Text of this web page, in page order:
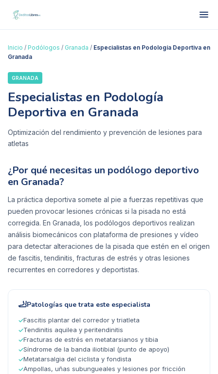
Inicio / Podólogos / Granada / Especialistas en Podología Deportiva en
Granada
GRANADA
Especialistas en Podología
Deportiva en Granada
Optimización del rendimiento y prevención de lesiones para
atletas
¿Por qué necesitas un podólogo deportivo
en Granada?
La práctica deportiva somete al pie a fuerzas repetitivas que
pueden provocar lesiones crónicas si la pisada no está
corregida. En Granada, los podólogos deportivos realizan
análisis biomecánicos con plataforma de presiones y vídeo
para detectar alteraciones de la pisada que estén en el origen
de fascitis, tendinitis, fracturas de estrés y otras lesiones
recurrentes en corredores y deportistas.
🦶Patologías que trata este especialista
✓Fascitis plantar del corredor y triatleta
✓Tendinitis aquilea y peritendinitis
✓Fracturas de estrés en metatarsianos y tibia
✓Síndrome de la banda iliotibial (punto de apoyo)
✓Metatarsalgia del ciclista y fondista
✓Ampollas, uñas subungueales y lesiones por fricción